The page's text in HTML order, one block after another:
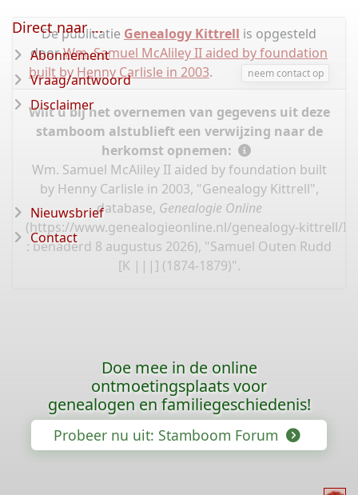
De publicatie Genealogy Kittrell is opgesteld
doorWm. Samuel McAliley II aided by foundation
built by Henny Carlisle in 2003. neem contact op
Wilt u bij het overnemen van gegevens uit deze
stamboom alstublieft een verwijzing naar de
herkomst opnemen:
Wm. Samuel McAliley II aided by foundation built
by Henny Carlisle in 2003, "Genealogy Kittrell",
database, Genealogie Online
(https://www.genealogieonline.nl/genealogy-kittrell/
: benaderd 8 augustus 2026), "Samuel Outen Rudd
[K |||] (1874-1879)".
Direct naar ...
Abonnement
Vraag/antwoord
Disclaimer
Nieuwsbrief
Contact
Doe mee in de online
ontmoetingsplaats voor
genealogen en familiegeschiedenis!
Probeer nu uit: Stamboom Forum